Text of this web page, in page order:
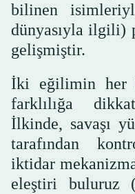
bilinen
dünyasıyla ilgili)
gelişmiştir.
İki eğilimin her
farklılığa
İlkinde, savaşı
tarafından
iktidar
eleştiri buluruz